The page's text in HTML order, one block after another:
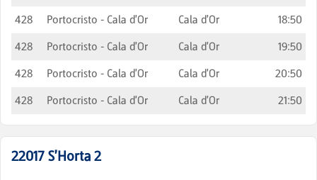
428
Portocristo - Cala d'Or Cala d'Or
18:50
428
Portocristo - Cala d'Or Cala d'Or
19:50
428
Portocristo - Cala d'Or Cala d'Or
20:50
428
Portocristo - Cala d'Or Cala d'Or 21:50
22017 S'Horta 2